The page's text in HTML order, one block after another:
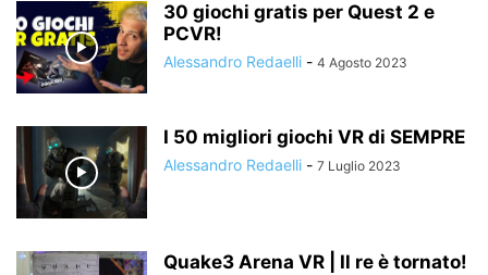
30 giochi gratis per Quest 2 e
PCVR!
Alessandro Redaelli - 4 Agosto 2023
I 50 migliori giochi VR di SEMPRE
Alessandro Redaelli - 7 Luglio 2023
Quake3 Arena VR | Il re è tornato!